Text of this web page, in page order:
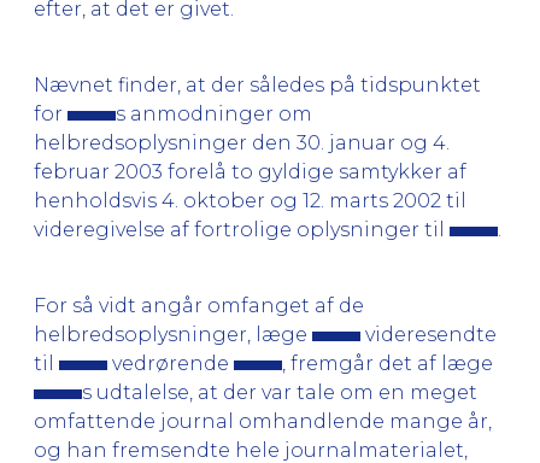
efter, at det er givet.
Nævnet finder, at der således på tidspunktet
for
s anmodninger om
helbredsoplysninger den 30. januar og 4.
februar 2003 forelå to gyldige samtykker af
henholdsvis 4. oktober og 12. marts 2002 til
videregivelse af fortrolige oplysninger til
For så vidt angår omfanget af de
helbredsoplysninger, læge
videresendte
til
vedrørende
, fremgår det af læge
s udtalelse, at der var tale om en meget
omfattende journal omhandlende mange år,
og han fremsendte hele journalmaterialet,